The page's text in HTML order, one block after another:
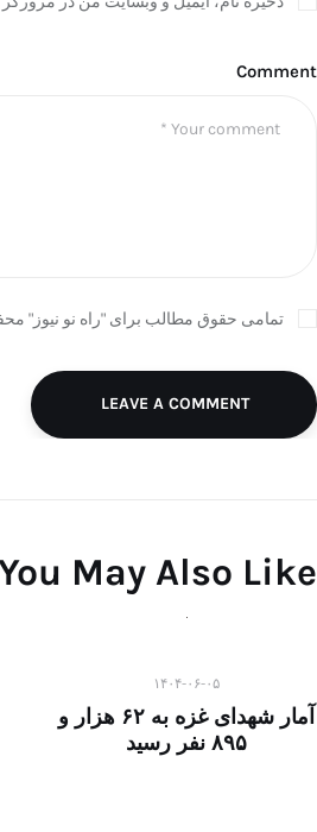
Comment
تمامی حقوق مطالب برای "راه نو نیوز"
LEAVE A COMMENT
May Also Like
۱۴۰۴-۰۶-۰۵
آمار شهدای غزه به ۶۲ هزار و
۸۹۵ نفر رسید